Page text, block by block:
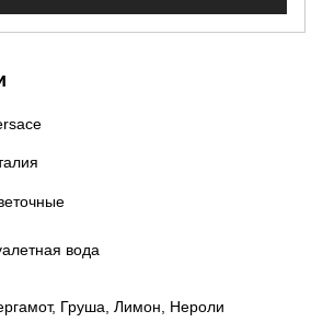
вода
Груша, Лимон, Нероли